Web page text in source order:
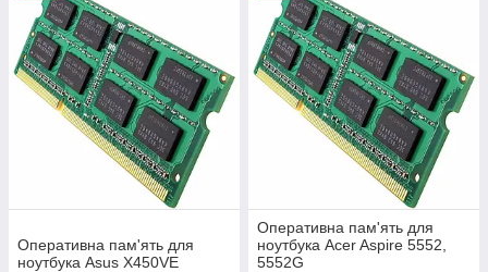
Оперативна пам'ять для
ноутбука Asus X450VE
Оперативна пам'ять для
ноутбука Acer Aspire 5552,
5552G